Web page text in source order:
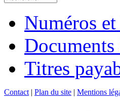
Numéros
Documents
Titres
Contact | Plan du site | Mentions